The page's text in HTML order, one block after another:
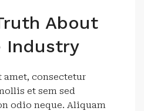
About
Industry
consectetur
et sem sed
odio neque. Aliquam